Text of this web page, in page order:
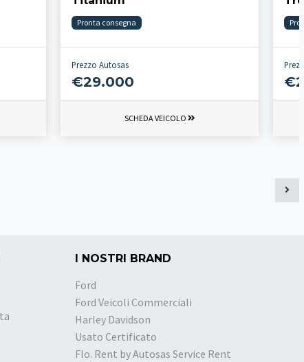
Pronta consegna
Prezzo Autosas
€29.000
SCHEDA VEICOLO
I NOSTRI BRAND
Ford
Ford Veicoli Commerciali
Harley Davidson
Usato Certificato
Flo. Rent by Autosas Service Rent